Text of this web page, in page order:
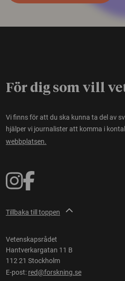
För dig som vill
Vi finns för att du ska kunna ta del av
hjälper vi journalister att komma i
webbplatsen.
Tillbaka till toppen
Vetenskapsrådet
Hantverkargatan 11 B
112 21 Stockholm
E-post: red@forskning.se